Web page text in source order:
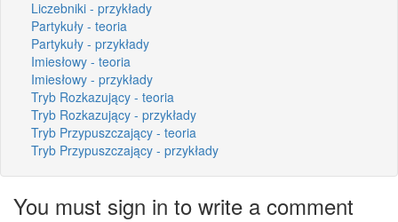
Liczebniki - przykłady
Partykuły - teoria
Partykuły - przykłady
Imiesłowy - teoria
Imiesłowy - przykłady
Tryb Rozkazujący - teoria
Tryb Rozkazujący - przykłady
Tryb Przypuszczający - teoria
Tryb Przypuszczający - przykłady
You must sign in to write a comment